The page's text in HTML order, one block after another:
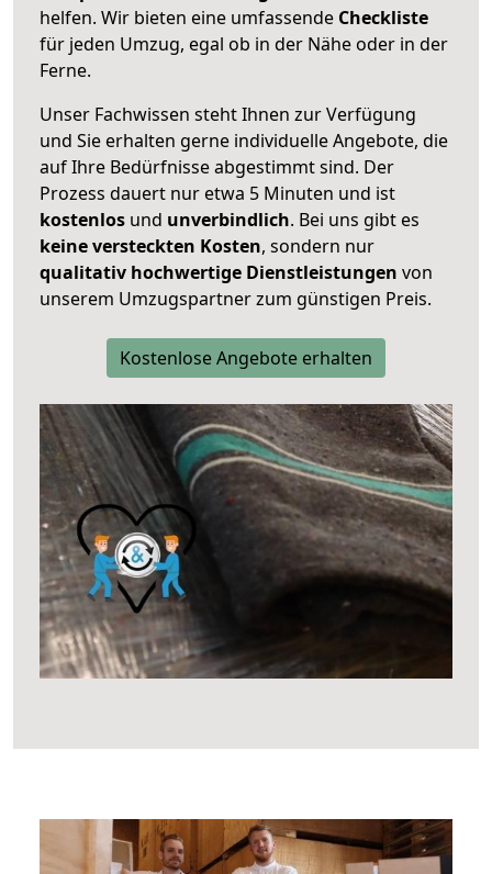
helfen. Wir bieten eine umfassende Checkliste
für jeden Umzug, egal ob in der Nähe oder in der
Ferne.
Unser Fachwissen steht Ihnen zur Verfügung
und Sie erhalten gerne individuelle Angebote, die
auf Ihre Bedürfnisse abgestimmt sind. Der
Prozess dauert nur etwa 5 Minuten und ist
kostenlos und unverbindlich. Bei uns gibt es
keine versteckten Kosten, sondern nur
qualitativ hochwertige Dienstleistungen von
unserem Umzugspartner zum günstigen Preis.
Kostenlose Angebote erhalten